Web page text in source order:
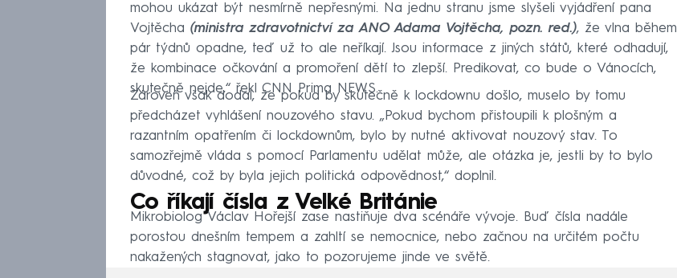
mohou ukázat být nesmírně nepřesnými. Na jednu stranu jsme slyšeli vyjádření pana
Vojtěcha (ministra zdravotnictví za ANO Adama Vojtěcha, pozn. red.), že vlna během
pár týdnů opadne, teď už to ale neříkají. Jsou informace z jiných států, které odhadují,
že kombinace očkování a promoření dětí to zlepší. Predikovat, co bude o Vánocích,
skutečně nejde,“ řekl CNN Prima NEWS.
Zároveň však dodal, že pokud by skutečně k lockdownu došlo, muselo by tomu
předcházet vyhlášení nouzového stavu. „Pokud bychom přistoupili k plošným a
razantním opatřením či lockdownům, bylo by nutné aktivovat nouzový stav. To
samozřejmě vláda s pomocí Parlamentu udělat může, ale otázka je, jestli by to bylo
důvodné, což by byla jejich politická odpovědnost,“ doplnil.
Co říkají čísla z Velké Británie
Mikrobiolog Václav Hořejší zase nastiňuje dva scénáře vývoje. Buď čísla nadále
porostou dnešním tempem a zahltí se nemocnice, nebo začnou na určitém počtu
nakažených stagnovat, jako to pozorujeme jinde ve světě.